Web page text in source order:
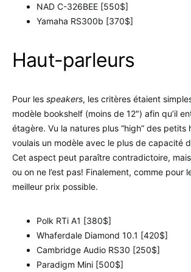
NAD C-326BEE [550$]
Yamaha RS300b [370$]
Haut-parleurs
Pour les speakers, les critères étaient
modèle bookshelf (moins de 12″) afin qu’il
étagère. Vu la natures plus “high” des petits
voulais un modèle avec le plus de capacité
Cet aspect peut paraître contradictoire,
ou on ne l’est pas! Finalement, comme pour
meilleur prix possible.
Polk RTi A1 [380$]
Whaferdale Diamond 10.1 [420$]
Cambridge Audio RS30 [250$]
Paradigm Mini [500$]